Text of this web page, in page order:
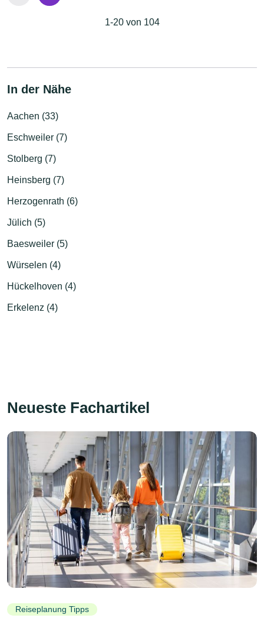
1-20 von 104
In der Nähe
Aachen (33)
Eschweiler (7)
Stolberg (7)
Heinsberg (7)
Herzogenrath (6)
Jülich (5)
Baesweiler (5)
Würselen (4)
Hückelhoven (4)
Erkelenz (4)
Neueste Fachartikel
Reiseplanung Tipps